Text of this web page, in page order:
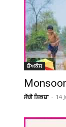
ਸ਼ੋਅਕੇਸ
ਸੱਚੀ ਸ਼ਿਕਸ਼ਾ - 14